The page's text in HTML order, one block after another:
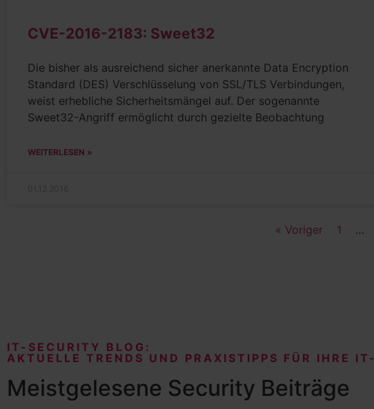
CVE-2016-2183: Sweet32
Die bisher als ausreichend sicher anerkannte Data Encryption
Standard (DES) Verschlüsselung von SSL/TLS Verbindungen,
weist erhebliche Sicherheitsmängel auf. Der sogenannte
Sweet32-Angriff ermöglicht durch gezielte Beobachtung
WEITERLESEN »
« Voriger 1 …
IT-SECURITY BLOG:
AKTUELLE TRENDS UND PRAXISTIPPS FÜR IHRE
Meistgelesene Security Beiträge